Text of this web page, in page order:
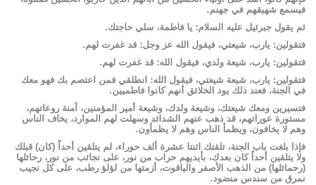
فيسمع شهيقهم في جهنم.
ثم يقول جبرئيل عليه السلام: يا فاطمة، سلي حاجتك.
فتقولين: يارب، شيعتي، فيقول الله عز وجل: قد غفرت لهم.
فتقولين: يارب، شيعة ولدي، فيقول الله: قد غفرت لهم.
فتقولين: يارب، شيعة شيعتي، فيقول الله: انطلقي فمن اعتصم بك فهو معك
في الجنة، فعند ذلك يود الخلائق أنهم كانوا فاطميين.
فتسيرين ومعك شيعتك، وشيعة ولدك، وشيعة أمير المؤمنين، آمنة روعاتهم،
مستورة عوراتهم، قد ذهب عنهم الشدائد وسهلت لهم الموارد، يخاف الناس
وهم لا يخافون، ويظمأ الناس وهم لا يظمأون.
فإذا بلغت باب الجنة، تلقتك اثنتا عشرة ألف حوراء، لم يتلقين أحداً (كان) قبلك
ولا يتلقين أحداً كان بعدك، بأيديهم حراب من نور، على نجائب من نور، رحائلها
(رحمائلها) من الذهب الأصفر والياقوت، أزمتها من لؤلؤ رطب، على كل نجيب
نمرق من سندس منضود.